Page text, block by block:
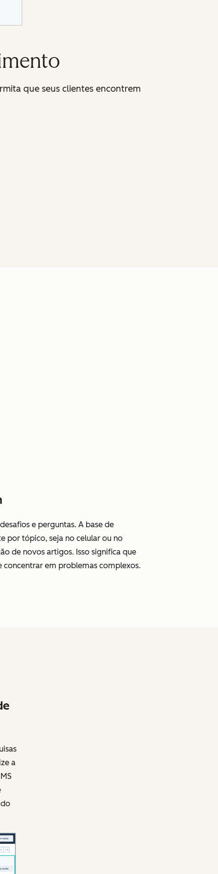
que seus clientes encontrem
e perguntas. A base de
por tópico, seja no celular ou no
de novos artigos. Isso significa que
concentrar em problemas complexos.
a